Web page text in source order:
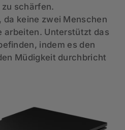
zu schärfen.
da keine zwei Menschen
arbeiten. Unterstützt das
indem es den
Müdigkeit durchbricht